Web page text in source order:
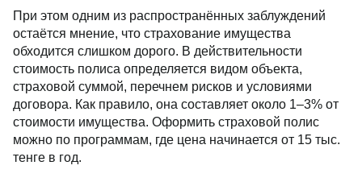
При этом одним из распространённых заблуждений
остаётся мнение, что страхование имущества
обходится слишком дорого. В действительности
стоимость полиса определяется видом объекта,
страховой суммой, перечнем рисков и условиями
договора. Как правило, она составляет около 1–3% от
стоимости имущества. Оформить страховой полис
можно по программам, где цена начинается от 15 тыс.
тенге в год.